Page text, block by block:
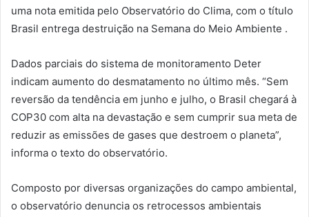
uma nota emitida pelo Observatório do Clima, com o título
Brasil entrega destruição na Semana do Meio Ambiente .
Dados parciais do sistema de monitoramento Deter
indicam aumento do desmatamento no último mês. “Sem
reversão da tendência em junho e julho, o Brasil chegará à
COP30 com alta na devastação e sem cumprir sua meta de
reduzir as emissões de gases que destroem o planeta”,
informa o texto do observatório.
Composto por diversas organizações do campo ambiental,
o observatório denuncia os retrocessos ambientais